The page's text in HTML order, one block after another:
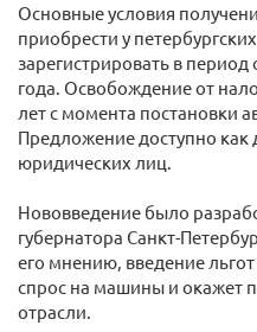
Основные условия
приобрести у
зарегистрировать в период
года. Освобождение от
лет с момента постановки
Предложение доступно как
юридических лиц.
Нововведение было
губернатора Санкт-
его мнению, введение
спрос на машины и окажет
отрасли.